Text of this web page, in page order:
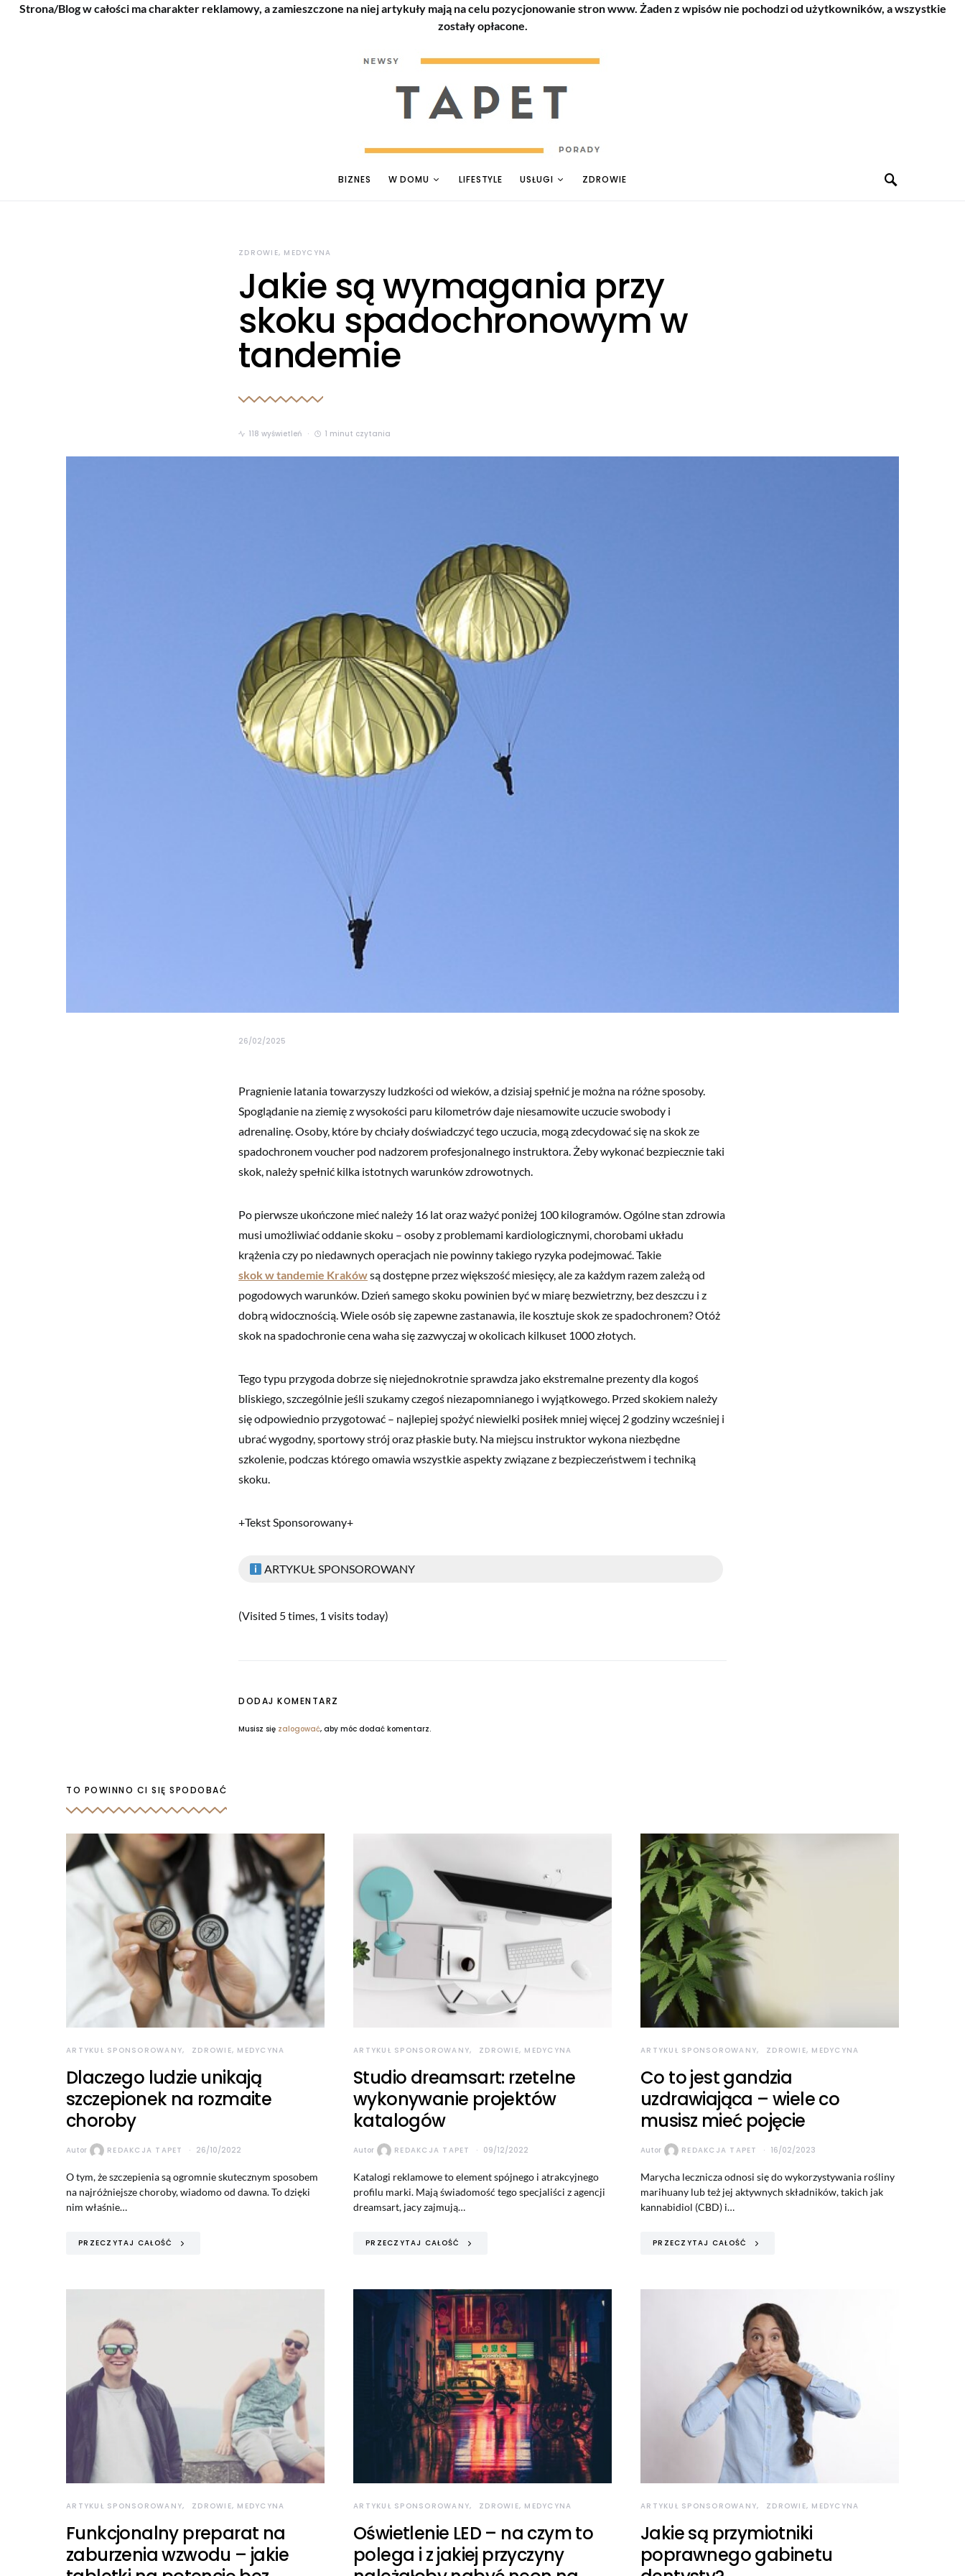
Strona/Blog w całości ma charakter reklamowy, a zamieszczone na niej artykuły mają na celu pozycjonowanie stron www. Żaden z wpisów nie pochodzi od użytkowników, a wszystkie
zostały opłacone.
BIZNES W DOMU LIFESTYLE USŁUGI ZDROWIE
ZDROWIE, MEDYCYNA
Jakie są wymagania przy
skoku spadochronowym w
tandemie
118 wyświetleń 1 minut czytania
26/02/2025
Pragnienie latania towarzyszy ludzkości od wieków, a dzisiaj spełnić je można na różne sposoby.
Spoglądanie na ziemię z wysokości paru kilometrów daje niesamowite uczucie swobody i
adrenalinę. Osoby, które by chciały doświadczyć tego uczucia, mogą zdecydować się na skok ze
spadochronem voucher pod nadzorem profesjonalnego instruktora. Żeby wykonać bezpiecznie taki
skok, należy spełnić kilka istotnych warunków zdrowotnych.
Po pierwsze ukończone mieć należy 16 lat oraz ważyć poniżej 100 kilogramów. Ogólne stan zdrowia
musi umożliwiać oddanie skoku – osoby z problemami kardiologicznymi, chorobami układu
krążenia czy po niedawnych operacjach nie powinny takiego ryzyka podejmować. Takie
skok w tandemie Krakówsą dostępne przez większość miesięcy, ale za każdym razem zależą od
pogodowych warunków. Dzień samego skoku powinien być w miarę bezwietrzny, bez deszczu i z
dobrą widocznością. Wiele osób się zapewne zastanawia, ile kosztuje skok ze spadochronem? Otóż
skok na spadochronie cena waha się zazwyczaj w okolicach kilkuset 1000 złotych.
Tego typu przygoda dobrze się niejednokrotnie sprawdza jako ekstremalne prezenty dla kogoś
bliskiego, szczególnie jeśli szukamy czegoś niezapomnianego i wyjątkowego. Przed skokiem należy
się odpowiednio przygotować – najlepiej spożyć niewielki posiłek mniej więcej 2 godziny wcześniej i
ubrać wygodny, sportowy strój oraz płaskie buty. Na miejscu instruktor wykona niezbędne
szkolenie, podczas którego omawia wszystkie aspekty związane z bezpieczeństwem i techniką
skoku.
+Tekst Sponsorowany+
ARTYKUŁ SPONSOROWANY
(Visited 5 times, 1 visits today)
DODAJ KOMENTARZ
Musisz się zalogować, aby móc dodać komentarz.
TO POWINNO CI SIĘ SPODOBAĆ
ARTYKUŁ SPONSOROWANY ZDROWIE, MEDYCYNA
Dlaczego ludzie unikają
szczepionek na rozmaite
choroby
Autor REDAKCJA TAPET 26/10/2022
O tym, że szczepienia są ogromnie skutecznym sposobem
na najróżniejsze choroby, wiadomo od dawna. To dzięki
nim właśnie…
PRZECZYTAJ CAŁOŚĆ
ARTYKUŁ SPONSOROWANY ZDROWIE, MEDYCYNA
Studio dreamsart: rzetelne
wykonywanie projektów
katalogów
Autor REDAKCJA TAPET 09/12/2022
Katalogi reklamowe to element spójnego i atrakcyjnego
profilu marki. Mają świadomość tego specjaliści z agencji
dreamsart, jacy zajmują…
PRZECZYTAJ CAŁOŚĆ
ARTYKUŁ SPONSOROWANY ZDROWIE, MEDYCYNA
Co to jest gandzia
uzdrawiająca – wiele co
musisz mieć pojęcie
Autor REDAKCJA TAPET 16/02/2023
Marycha lecznicza odnosi się do wykorzystywania rośliny
marihuany lub też jej aktywnych składników, takich jak
kannabidiol (CBD) i…
PRZECZYTAJ CAŁOŚĆ
ARTYKUŁ SPONSOROWANY ZDROWIE, MEDYCYNA
Funkcjonalny preparat na
zaburzenia wzwodu – jakie
ARTYKUŁ SPONSOROWANY ZDROWIE, MEDYCYNA
Oświetlenie LED – na czym to
polega i z jakiej przyczyny
ARTYKUŁ SPONSOROWANY ZDROWIE, MEDYCYNA
Jakie są przymiotniki
poprawnego gabinetu